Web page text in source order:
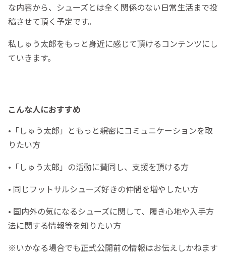
な内容から、シューズとは全く関係のない日常生活まで投
稿させて頂く予定です。
私しゅう太郎をもっと身近に感じて頂けるコンテンツにし
ていきます。
こんな人におすすめ
•「 しゅう太郎」ともっと親密にコミュニケーションを取
りたい方
•「しゅう太郎」の活動に賛同し、支援を頂ける方
• 同じフットサルシューズ好きの仲間を増やしたい方
• 国内外の気になるシューズに関して、履き心地や入手方
法に関する情報等を知りたい方
※いかなる場合でも正式公開前の情報はお伝えしかねます